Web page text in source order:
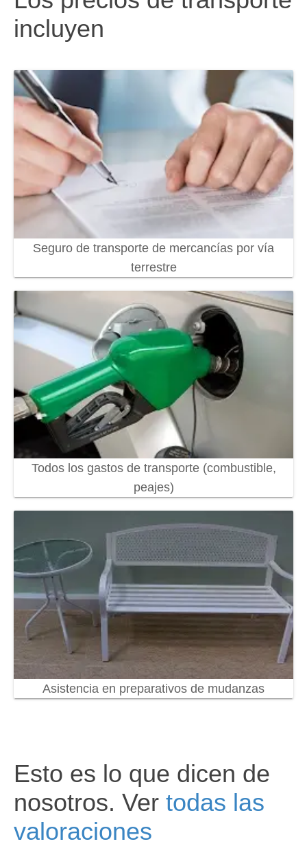
incluyen
Seguro de transporte de mercancías por vía
terrestre
Todos los gastos de transporte (combustible,
peajes)
Asistencia en preparativos de mudanzas
Esto es lo que dicen de
nosotros. Ver todas las
valoraciones